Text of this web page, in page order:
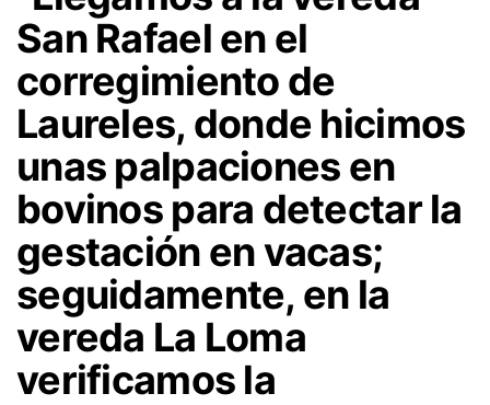
San Rafael en el
corregimiento de
Laureles, donde hicimos
unas palpaciones en
bovinos para detectar la
gestación en vacas;
seguidamente, en la
vereda La Loma
verificamos la